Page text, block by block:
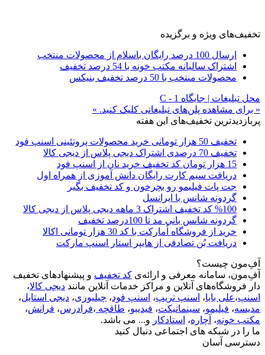
تخفیف‌های ویژه و برگزیده
ارسال 100 درصد رایگان باسلام از محصولات منتخب
اشتراک سالیانه مکتب خونه با 54 درصد تخفیف
محصولات منتخب با 50 درصد تخفیف بنیکس
محل تبلیغات | جایگاه C - 1
« برای مشاهده پلن‌های تبلیغاتی کلیک کنید. »
پربازدیدترین تخفیف‌های این هفته
تخفیف 50 هزار تومانی خرید محصولات پروتئینی اسنپ فود
تخفیف 70 درصدی اشتراک دیجی پلاس از دیجی کالا
15 هزار تومان کد تخفیف خرید نان از اسنپ فود
دریافت سیم کارت رایگان دانش آموزی از همراه اول
جت پات فیلیمو رو بچرخون و کد تخفیف بگیر
گردونه شانس با ایرانسل
%100 کد تخفیف اشتراک 3 ماهه دیجی پلاس از دیجی کالا
گردونه شانس بانی مد تا 100درصد تخفیف
خرید از فروشگاه اُمارکت با کد 30 هزار تومانی اکالا
دریافت بُن تصادفی از هایپر استار اسنپ مارکت
آفِ‌مون چیست؟
آفِ‌مون، سامانه معرفی و ارائه‌ی کد تخفیف و پیشنهادهای تخفیف
دار فروشگاه‌های آنلاین و مراکز خدمات آنلاین مانند دیجی کالا،
اسنپ،علی بابا، اسنپ تریپ، اسنپ فود، چیلیوری، دیجی استایل،
مدیسه، فیلیمو، سینماتیکت، فیدیبو، طاقچه ،فرادرس، فرانش،
مکتب خونه، آچاره، استادکار و... می باشد.
ما را در شبکه های اجتماعی دنبال کنید
دسترسی آسان